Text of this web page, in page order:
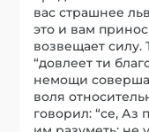
вас страшнее
это и вам
возвещает
“довлеет ти
немощи
воля
говорил: “се, Аз